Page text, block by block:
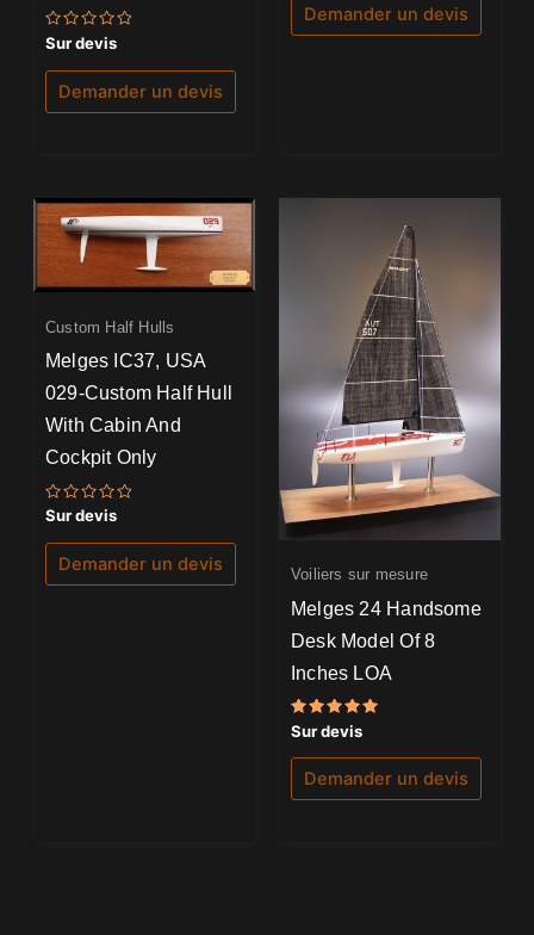
Note
0
sur
Sur devis
Demander un devis
Demander un devis
Custom Half Hulls
Melges IC37, USA
029-Custom Half Hull
With Cabin And
Cockpit Only
Note
0
sur
Sur devis
Demander un devis Voiliers sur mesure
Melges 24 Handsome
Desk Model Of 8
Inches LOA
Note
5.00
sur 5
Sur devis
Demander un devis